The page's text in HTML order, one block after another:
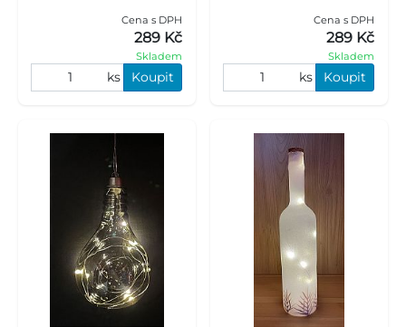
Cena s DPH
289 Kč
Skladem
ks Koupit
Cena s DPH
289 Kč
Skladem
ks Koupit